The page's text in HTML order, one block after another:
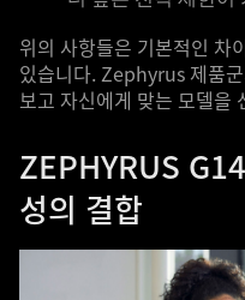
위의 사항들은 기본적인 차
있습니다. Zephyrus 제품
보고 자신에게 맞는 모델을
ZEPHYRUS
성의 결합